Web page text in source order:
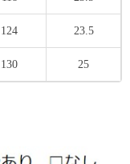
124 23.5
130 25